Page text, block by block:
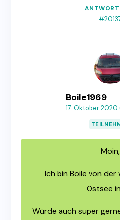
Boile1969
17. Oktober 2020
Moin,
Ich bin Boile von
Ostsee
Würde auch super